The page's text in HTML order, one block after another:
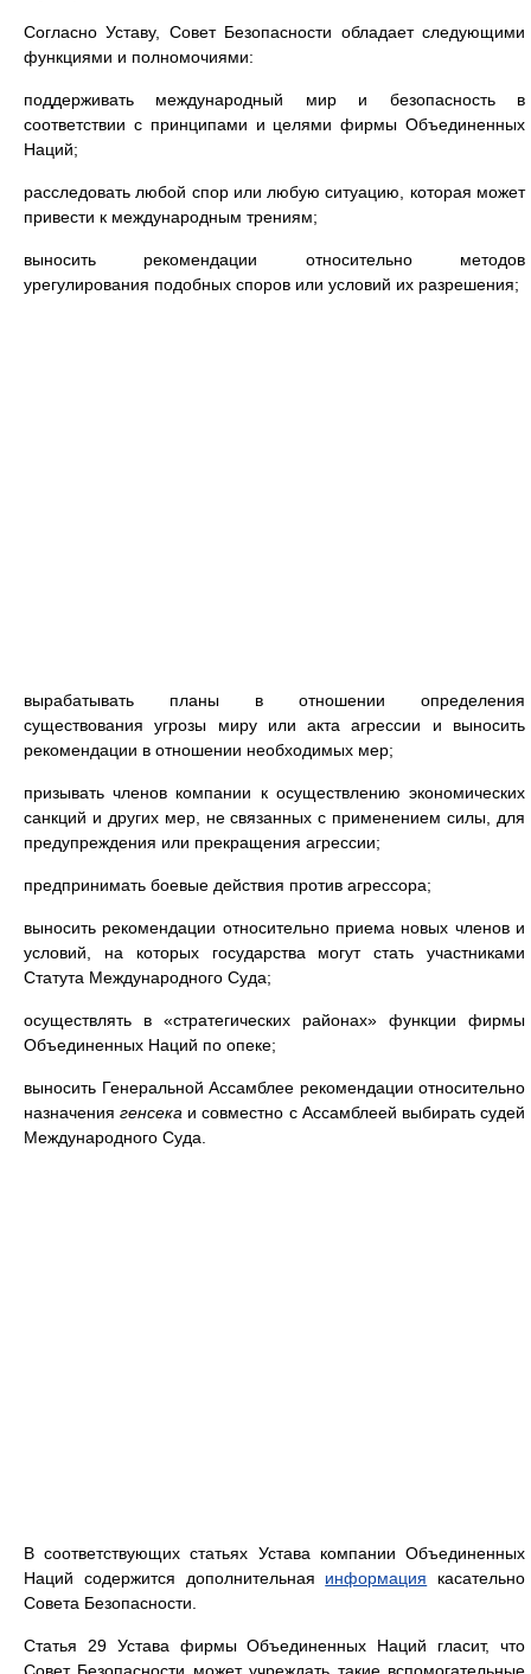
Согласно Уставу, Совет Безопасности обладает следующими
функциями и полномочиями:
поддерживать международный мир и безопасность в
соответствии с принципами и целями фирмы Объединенных
Наций;
расследовать любой спор или любую ситуацию, которая может
привести к международным трениям;
выносить рекомендации относительно методов
урегулирования подобных споров или условий их разрешения;
вырабатывать планы в отношении определения
существования угрозы миру или акта агрессии и выносить
рекомендации в отношении необходимых мер;
призывать членов компании к осуществлению экономических
санкций и других мер, не связанных с применением силы, для
предупреждения или прекращения агрессии;
предпринимать боевые действия против агрессора;
выносить рекомендации относительно приема новых членов и
условий, на которых государства могут стать участниками
Статута Международного Суда;
осуществлять в «стратегических районах» функции фирмы
Объединенных Наций по опеке;
выносить Генеральной Ассамблее рекомендации относительно
назначениягенсека и совместно с Ассамблеей выбирать судей
Международного Суда.
В соответствующих статьях Устава компании Объединенных
Наций содержится дополнительная информация касательно
Совета Безопасности.
Статья 29 Устава фирмы Объединенных Наций гласит, что